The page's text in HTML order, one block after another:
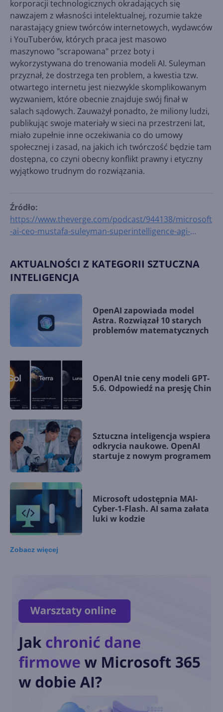
korporacji technologicznych okradających się
nawzajem z własności intelektualnej, rozumie także
narastający gniew twórców internetowych, wydawców
i YouTuberów, których praca jest masowo
maszynowo "scrapowana" przez boty i
wykorzystywana do trenowania modeli AI. Suleyman
przyznał, że dostrzega ten problem, a kwestia tzw.
otwartego internetu jest niezwykle skomplikowanym
wyzwaniem, które obecnie znajduje swój finał w
salach sądowych. Zauważył ponadto, że miliony ludzi,
publikując swoje materiały w sieci na przestrzeni lat,
miało zupełnie inne oczekiwania co do umowy
społecznej i zasad, na jakich ich twórczość będzie tam
dostępna, co czyni obecny konflikt prawny i etyczny
wyjątkowo trudnym do rozwiązania.
Źródło:
https://www.theverge.com/podcast/944138/microsoft
-ai-ceo-mustafa-suleyman-superintelligence-agi-
AKTUALNOŚCI Z KATEGORII SZTUCZNA
INTELIGENCJA
OpenAI zapowiada model
Astra. Rozwiązał 10 starych
problemów matematycznych
OpenAI tnie ceny modeli GPT-
5.6. Odpowiedź na presję Chin
Sztuczna inteligencja wspiera
odkrycia naukowe. OpenAI
startuje z nowym programem
Microsoft udostępnia MAI-
Cyber-1-Flash. AI sama załata
luki w kodzie
Microsoft stawia na własne
modele AI w aplikacjach i
chmurze
Autonomiczne modele
cyberatak na serwery Hugging
Zobacz więcej